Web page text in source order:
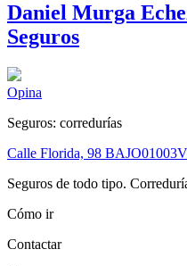
Daniel Murga
Seguros
Opina
Seguros: corredurías
Calle Florida, 98 BAJO01003
Seguros de todo tipo.
Cómo ir
Contactar